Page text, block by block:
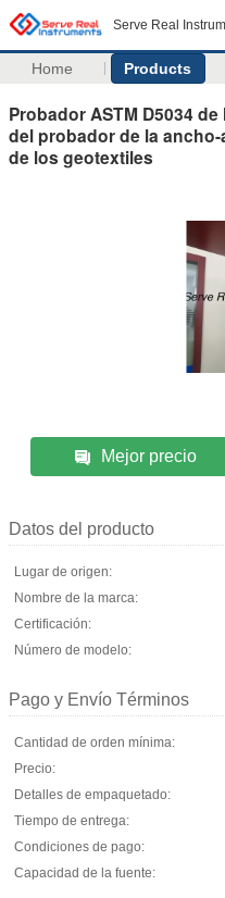
Serve Real
Home Products
Probador ASTM D5034
del probador de la
de los geotextiles
Mejor precio
Datos del producto
Lugar de origen:
Nombre de la marca:
Certificación:
Número de modelo:
Pago y Envío Términos
Cantidad de orden mínima:
Precio:
Detalles de empaquetado:
Tiempo de entrega:
Condiciones de pago:
Capacidad de la fuente: